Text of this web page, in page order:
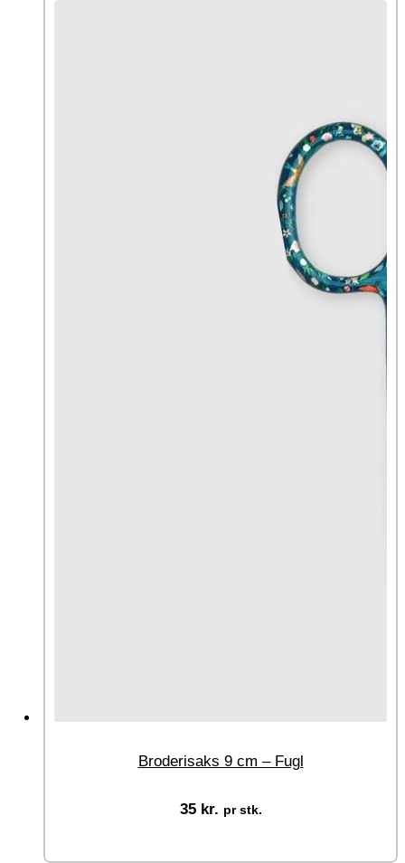
Broderisaks 9 cm – Fugl
35 kr. pr stk.